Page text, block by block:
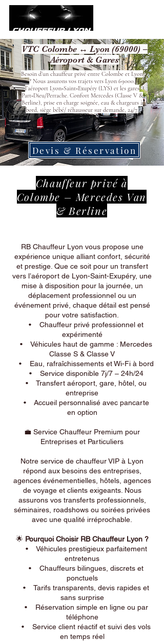
VTC Colombe ↔ Lyon (69000) –
Aéroport & Gares
Besoin d’un chauffeur privé entre Colombe et Lyon
? Nous assurons vos trajets vers Lyon 69000,
l’aéroport Lyon‑Saint‑Exupéry (LYS) et les gares
Part‑Dieu/Perrache. Confort Mercedes (Classe V &
Berline), prise en charge soignée, eau & chargeurs à
bord, siège bébé/ réhausseur sur demande, 24/7.
Devis & Réservation
Chauffeur privé à
Colombe – Mercedes Van
& Berline
RB Chauffeur Lyon vous propose une
expérience unique alliant confort, sécurité
et prestige. Que ce soit pour un transfert
vers l’aéroport de Lyon-Saint-Exupéry, une
mise à disposition pour la journée, un
déplacement professionnel ou un
événement privé, chaque détail est pensé
pour votre satisfaction.
• Chauffeur privé professionnel et
expérimenté
• Véhicules haut de gamme : Mercedes
Classe S & Classe V
• Eau, rafraîchissements et Wi-Fi à bord
• Service disponible 7j/7 – 24h/24
• Transfert aéroport, gare, hôtel, ou
entreprise
• Accueil personnalisé avec pancarte
en option
💼 Service Chauffeur Premium pour
Entreprises et Particuliers
Notre service de chauffeur VIP à Lyon
répond aux besoins des entreprises,
agences événementielles, hôtels, agences
de voyage et clients exigeants. Nous
assurons vos transferts professionnels,
séminaires, roadshows ou soirées privées
avec une qualité irréprochable.
🌟 Pourquoi Choisir RB Chauffeur Lyon ?
• Véhicules prestigieux parfaitement
entretenus
• Chauffeurs bilingues, discrets et
ponctuels
• Tarifs transparents, devis rapides et
sans surprise
• Réservation simple en ligne ou par
téléphone
• Service client réactif et suivi des vols
en temps réel